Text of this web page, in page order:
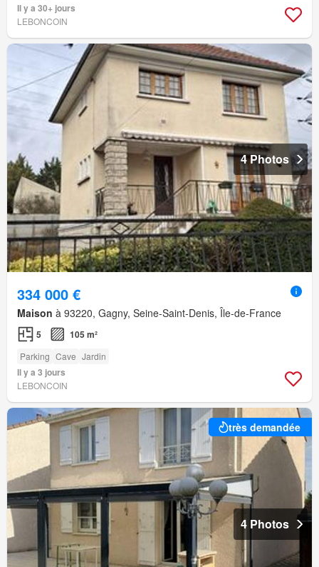
Il y a 30+ jours
LEBONCOIN
4 Photos
334 000 €
Maison à 93220, Gagny, Seine-Saint-Denis, Île-de-France
5 105 m²
Parking Cave Jardin
Il y a 3 jours
LEBONCOIN
très demandée
4 Photos